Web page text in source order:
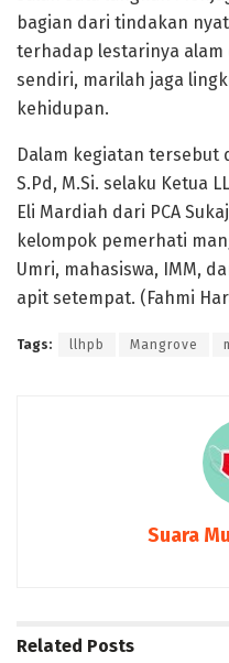
bagian dari tindakan
terhadap lestarinya
sendiri, marilah jaga
kehidupan.
Dalam kegiatan tersebut
S.Pd, M.Si. selaku Ketua
Eli Mardiah dari PCA
kelompok pemerhati
Umri, mahasiswa, IMM,
apit setempat. (Fahmi
Tags: llhpb Mangrove
Suara
Related Posts